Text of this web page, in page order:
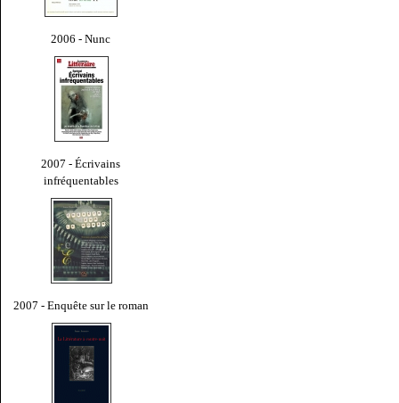
2006 - Nunc
2007 - Écrivains
infréquentables
2007 - Enquête sur le roman